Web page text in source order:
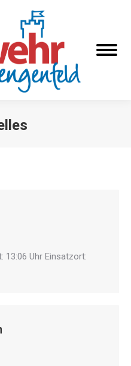
13:06 Uhr Einsatzort: